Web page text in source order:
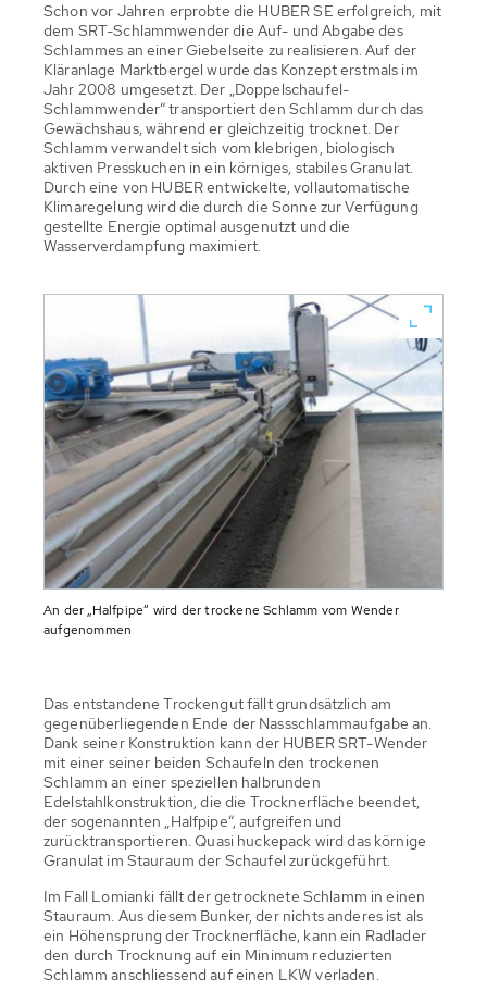
Schon vor Jahren erprobte die HUBER SE erfolgreich, mit
dem SRT-Schlammwender die Auf- und Abgabe des
Schlammes an einer Giebelseite zu realisieren. Auf der
Kläranlage Marktbergel wurde das Konzept erstmals im
Jahr 2008 umgesetzt. Der „Doppelschaufel-
Schlammwender“ transportiert den Schlamm durch das
Gewächshaus, während er gleichzeitig trocknet. Der
Schlamm verwandelt sich vom klebrigen, biologisch
aktiven Presskuchen in ein körniges, stabiles Granulat.
Durch eine von HUBER entwickelte, vollautomatische
Klimaregelung wird die durch die Sonne zur Verfügung
gestellte Energie optimal ausgenutzt und die
Wasserverdampfung maximiert.
An der „Halfpipe“ wird der trockene Schlamm vom Wender
aufgenommen
Das entstandene Trockengut fällt grundsätzlich am
gegenüberliegenden Ende der Nassschlammaufgabe an.
Dank seiner Konstruktion kann der HUBER SRT-Wender
mit einer seiner beiden Schaufeln den trockenen
Schlamm an einer speziellen halbrunden
Edelstahlkonstruktion, die die Trocknerfläche beendet,
der sogenannten „Halfpipe“, aufgreifen und
zurücktransportieren. Quasi huckepack wird das körnige
Granulat im Stauraum der Schaufel zurückgeführt.
Im Fall Lomianki fällt der getrocknete Schlamm in einen
Stauraum. Aus diesem Bunker, der nichts anderes ist als
ein Höhensprung der Trocknerfläche, kann ein Radlader
den durch Trocknung auf ein Minimum reduzierten
Schlamm anschliessend auf einen LKW verladen.